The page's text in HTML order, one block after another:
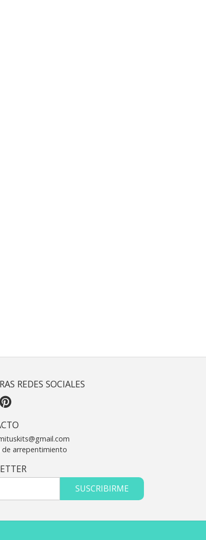
REDES SOCIALES
arrepentimiento
SUSCRIBIRME